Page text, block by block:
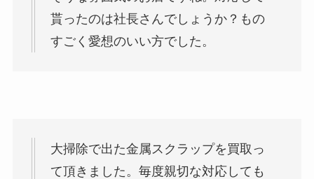
貰ったのは社長さんでしょうか？もの
すごく愛想のいい方でした。
大掃除で出た金属スクラップを買取っ
て頂きました。毎度親切な対応しても